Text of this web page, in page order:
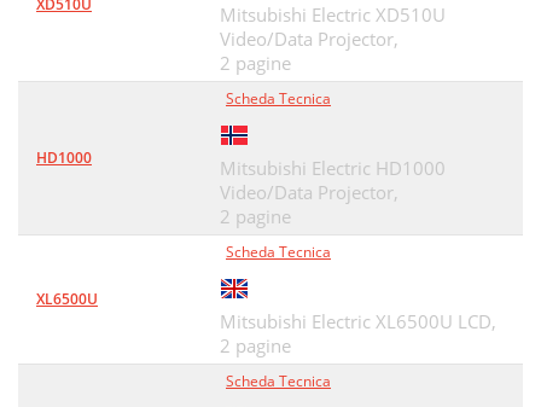
XD510U
Mitsubishi Electric XD510U
Video/Data Projector,
2 pagine
HD1000
Scheda Tecnica
Mitsubishi Electric HD1000
Video/Data Projector,
2 pagine
XL6500U
Scheda Tecnica
Mitsubishi Electric XL6500U LCD,
2 pagine
Scheda Tecnica